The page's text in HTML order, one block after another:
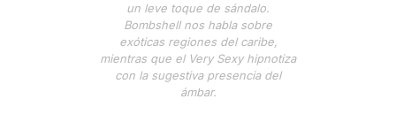
un leve toque de sándalo.
Bombshell nos habla sobre
exóticas regiones del caribe,
mientras que el Very Sexy hipnotiza
con la sugestiva presencia del
ámbar.